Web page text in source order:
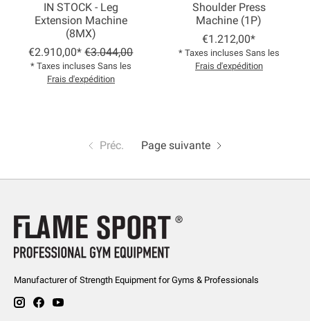
IN STOCK - Leg
Extension Machine
(8MX)
€2.910,00* €3.044,00
* Taxes incluses Sans les
Frais d'expédition
Shoulder Press
Machine (1P)
€1.212,00*
* Taxes incluses Sans les
Frais d'expédition
Préc. Page suivante
Manufacturer of Strength Equipment for Gyms & Professionals